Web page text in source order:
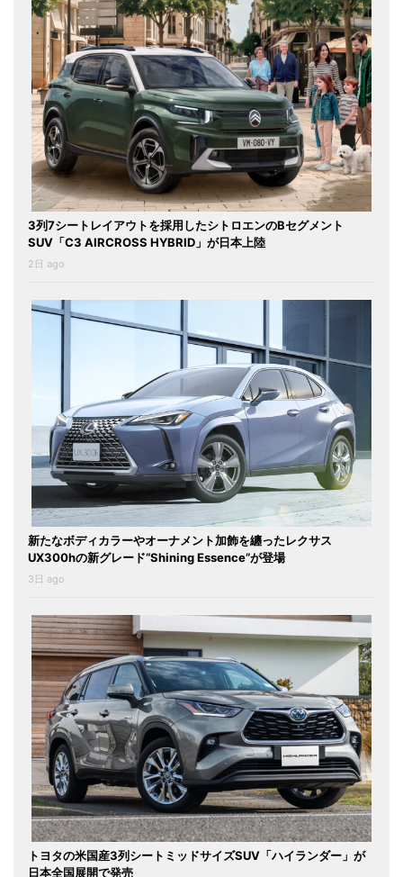
3列7シートレイアウトを採用したシトロエンのBセグメント
SUV「C3 AIRCROSS HYBRID」が日本上陸
2日 ago
新たなボディカラーやオーナメント加飾を纏ったレクサス
UX300hの新グレード“Shining Essence”が登場
3日 ago
トヨタの米国産3列シートミッドサイズSUV「ハイランダー」が
日本全国展開で発売